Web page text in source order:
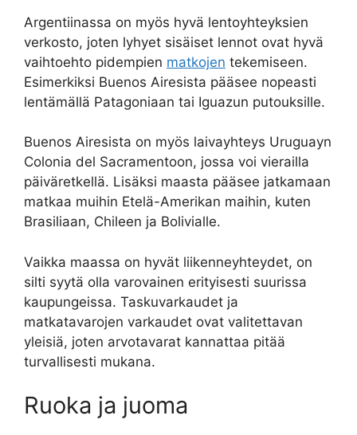
Argentiinassa on myös hyvä lentoyhteyksien
verkosto, joten lyhyet sisäiset lennot ovat hyvä
vaihtoehto pidempien matkojen tekemiseen.
Esimerkiksi Buenos Airesista pääsee nopeasti
lentämällä Patagoniaan tai Iguazun putouksille.
Buenos Airesista on myös laivayhteys Uruguayn
Colonia del Sacramentoon, jossa voi vierailla
päiväretkellä. Lisäksi maasta pääsee jatkamaan
matkaa muihin Etelä-Amerikan maihin, kuten
Brasiliaan, Chileen ja Bolivialle.
Vaikka maassa on hyvät liikenneyhteydet, on
silti syytä olla varovainen erityisesti suurissa
kaupungeissa. Taskuvarkaudet ja
matkatavarojen varkaudet ovat valitettavan
yleisiä, joten arvotavarat kannattaa pitää
turvallisesti mukana.
Ruoka ja juoma